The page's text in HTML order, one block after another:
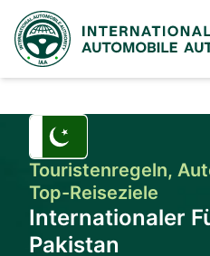
Touristenregeln,
Top-Reiseziele
Internationaler
Pakistan